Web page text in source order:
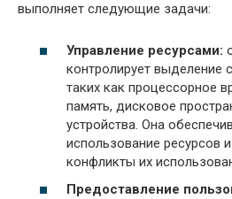
выполняет следующие задачи:
Управление ресурсами:
контролирует выделение
таких как процессорное
память, дисковое
устройства. Она
использование ресурсов
конфликты их
Предоставление